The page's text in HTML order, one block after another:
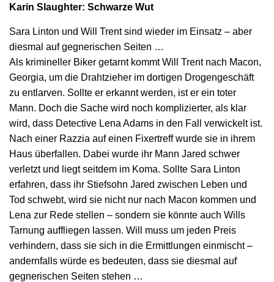
Karin Slaughter: Schwarze Wut
Sara Linton und Will Trent sind wieder im Einsatz – aber
diesmal auf gegnerischen Seiten …
Als krimineller Biker getarnt kommt Will Trent nach Macon,
Georgia, um die Drahtzieher im dortigen Drogengeschäft
zu entlarven. Sollte er erkannt werden, ist er ein toter
Mann. Doch die Sache wird noch komplizierter, als klar
wird, dass Detective Lena Adams in den Fall verwickelt ist.
Nach einer Razzia auf einen Fixertreff wurde sie in ihrem
Haus überfallen. Dabei wurde ihr Mann Jared schwer
verletzt und liegt seitdem im Koma. Sollte Sara Linton
erfahren, dass ihr Stiefsohn Jared zwischen Leben und
Tod schwebt, wird sie nicht nur nach Macon kommen und
Lena zur Rede stellen – sondern sie könnte auch Wills
Tarnung auffliegen lassen. Will muss um jeden Preis
verhindern, dass sie sich in die Ermittlungen einmischt –
andernfalls würde es bedeuten, dass sie diesmal auf
gegnerischen Seiten stehen …